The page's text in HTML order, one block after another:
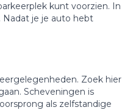
kunt voorzien. In
je je auto hebt
Zoek hier
Scheveningen is
als zelfstandige